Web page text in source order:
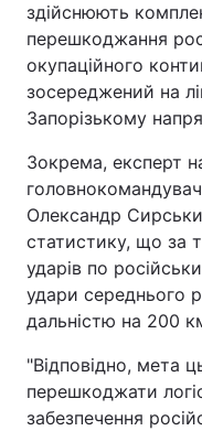
здійснюють
перешкоджання
окупаційного
зосереджений на
Запорізькому
Зокрема, експерт
Олександр
статистику, що за
ударів по
удари середнього
дальністю на 200
"Відповідно, мета
перешкоджати
забезпечення